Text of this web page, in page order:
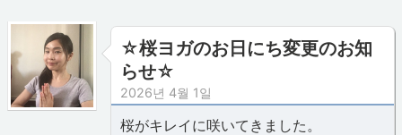
☆桜ヨガのお日にち変更のお知
らせ☆
2026년 4월 1일
桜がキレイに咲いてきました。